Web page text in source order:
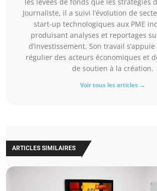
Journaliste, il a suivi l’évolution de
start-up technologiques aux PME
produisant analyses et reportages
d’investissement. Son travail
régulier des acteurs économiques et
de soutien à la création.
Voir tous les articles →
ARTICLES SIMILAIRES